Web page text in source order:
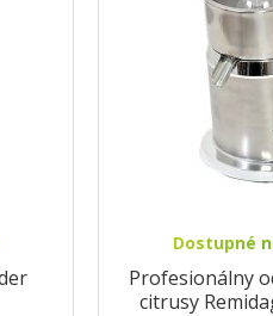
Dostupné
Profesionálny
citrusy